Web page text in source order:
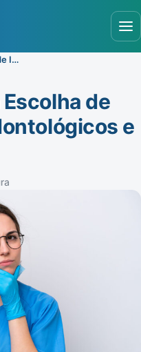
Erros Comuns na Escolha de Instrumentais Odontológicos e Como Evitá-los
de
e